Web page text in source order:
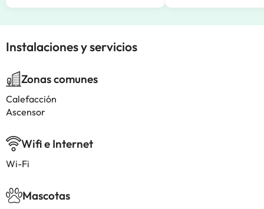
Instalaciones y servicios
Zonas comunes
Calefacción
Ascensor
Wifi e Internet
Wi-Fi
Mascotas